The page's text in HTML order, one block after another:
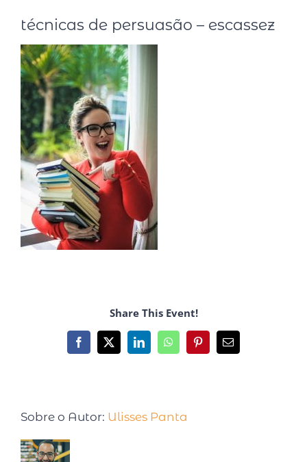
técnicas de persuasão – escassez
Share This Event!
Sobre o Autor: Ulisses Panta